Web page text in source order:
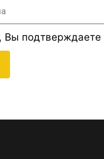
Вы подтверждаете